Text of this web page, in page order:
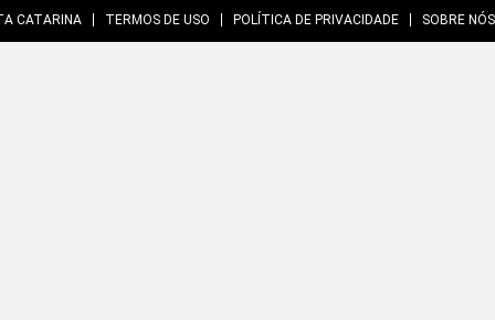
CATARINA TERMOS DE USO POLÍTICA DE PRIVACIDADE SOBRE NÓS